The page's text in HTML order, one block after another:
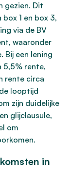
gezien. Dit
1 en box 3,
via de BV
waaronder
Bij een lening
5,5% rente,
rente circa
looptijd
zijn duidelijke
glijclausule,
om
in